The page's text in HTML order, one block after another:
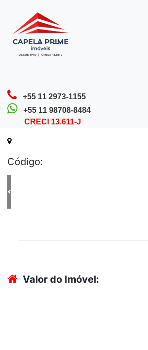
+55 11 2973-1155
+55 11 98708-8484
CRECI 13.611-J
Olá! Que bom que você veio
Nossa equipe está sempre
atender.
Código:
Valor do Imóvel: